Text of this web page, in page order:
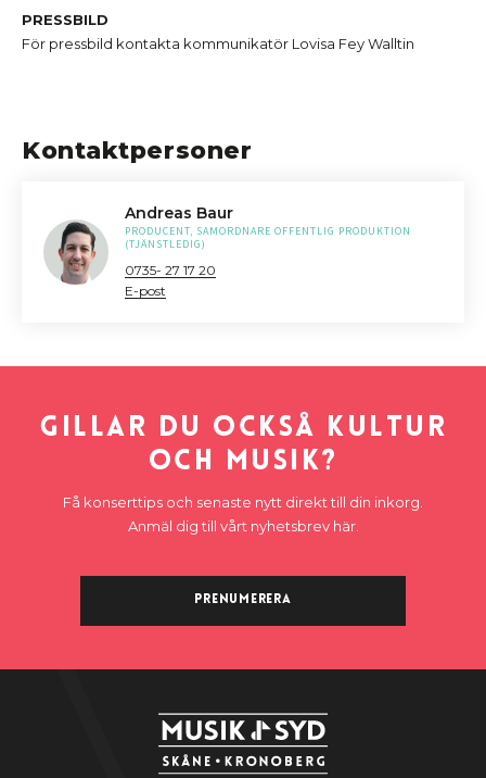
PRESSBILD
För pressbild kontakta kommunikatör Lovisa Fey Walltin
Kontaktpersoner
Andreas Baur
PRODUCENT, SAMORDNARE OFFENTLIG PRODUKTION
(TJÄNSTLEDIG)
0735- 27 17 20
E-post
Gillar du också kultur
och musik?
Få konserttips och senaste nytt direkt till din inkorg.
Anmäl dig till vårt nyhetsbrev här.
Prenumerera